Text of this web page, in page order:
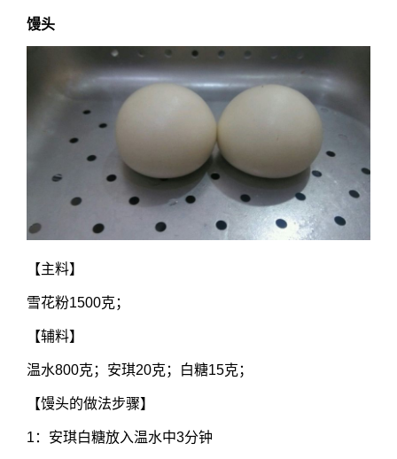
馒头
【主料】
雪花粉1500克；
【辅料】
温水800克；安琪20克；白糖15克；
【馒头的做法步骤】
1：安琪白糖放入温水中3分钟